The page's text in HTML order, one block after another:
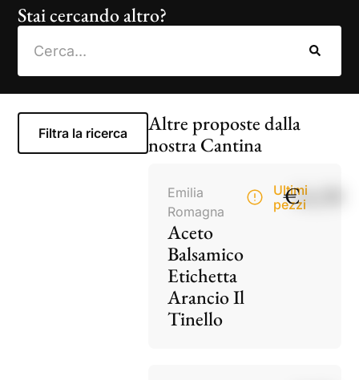
Stai cercando altro?
Filtra la ricerca
Altre proposte dalla
nostra Cantina
Emilia
Romagna
Aceto
Balsamico
Etichetta
Arancio Il
Tinello
Ultimi
pezzi
€14,50